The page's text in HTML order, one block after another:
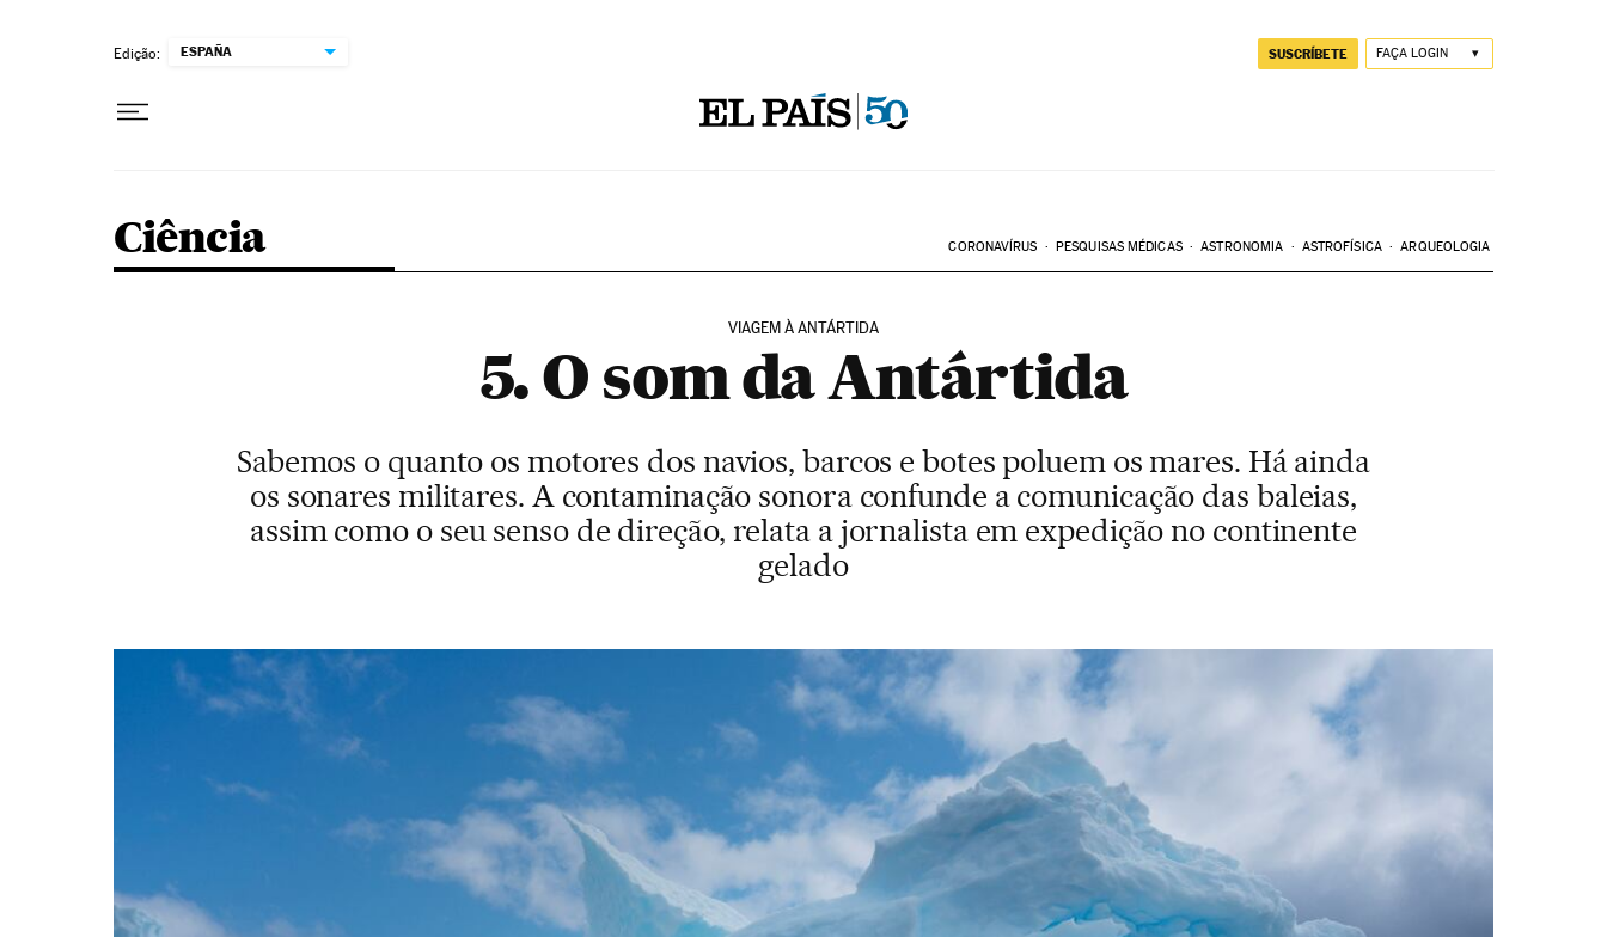
Edição: ESPAÑA SUSCRÍBETE FAÇA LOGIN
Ciência CORONAVÍRUS PESQUISAS MÉDICAS ASTRONOMIA ASTROFÍSICA ARQUEOLOGIA
VIAGEM À ANTÁRTIDA
5. O som da Antártida
Sabemos o quanto os motores dos navios, barcos e botes poluem os mares. Há ainda
os sonares militares. A contaminação sonora confunde a comunicação das baleias,
assim como o seu senso de direção, relata a jornalista em expedição no continente
gelado